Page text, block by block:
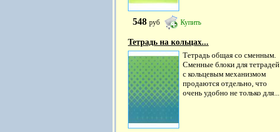
548 руб Купить
Тетрадь на кольцах...
Тетрадь общая со сменным.
Сменные блоки для тетрадей
с кольцевым механизмом
продаются отдельно, что
очень удобно не только для...